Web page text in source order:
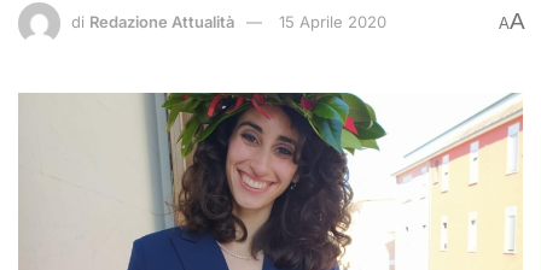
di Redazione Attualità 15 Aprile 2020 AA